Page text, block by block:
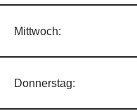
Mittwoch:
Donnerstag: